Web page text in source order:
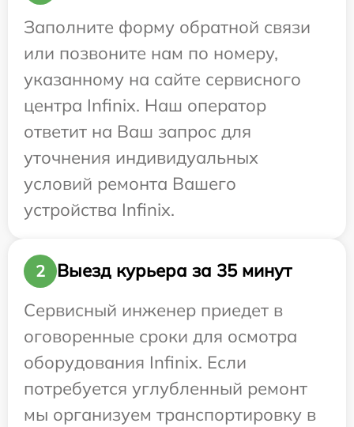
Заполните форму обратной связи
или позвоните нам по номеру,
указанному на сайте сервисного
центра Infinix. Наш оператор
ответит на Ваш запрос для
уточнения индивидуальных
условий ремонта Вашего
устройства Infinix.
2
Выезд курьера за 35 минут
Сервисный инженер приедет в
оговоренные сроки для осмотра
оборудования Infinix. Если
потребуется углубленный ремонт
мы организуем транспортировку в